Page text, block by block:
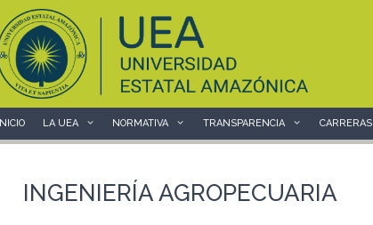
INICIO LA UEA NORMATIVA TRANSPARENCIA CARRERAS
INGENIERÍA AGROPECUARIA